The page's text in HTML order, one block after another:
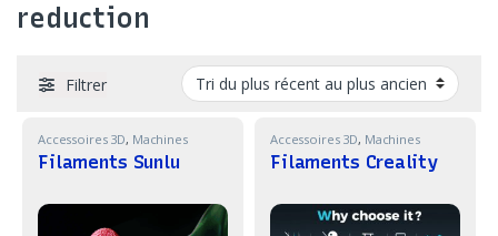
reduction
Filtrer
Accessoires 3D, Machines
Filaments Sunlu
Accessoires 3D, Machines
Filaments Creality